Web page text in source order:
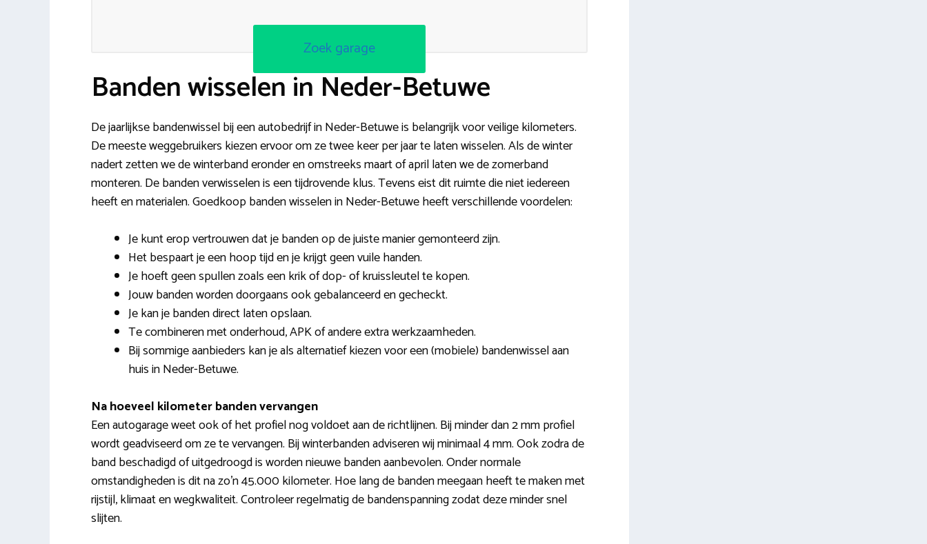
Zoek garage
Banden wisselen in Neder-Betuwe
De jaarlijkse bandenwissel bij een autobedrijf in Neder-Betuwe is belangrijk voor veilige kilometers.
De meeste weggebruikers kiezen ervoor om ze twee keer per jaar te laten wisselen. Als de winter
nadert zetten we de winterband eronder en omstreeks maart of april laten we de zomerband
monteren. De banden verwisselen is een tijdrovende klus. Tevens eist dit ruimte die niet iedereen
heeft en materialen. Goedkoop banden wisselen in Neder-Betuwe heeft verschillende voordelen:
Je kunt erop vertrouwen dat je banden op de juiste manier gemonteerd zijn.
Het bespaart je een hoop tijd en je krijgt geen vuile handen.
Je hoeft geen spullen zoals een krik of dop- of kruissleutel te kopen.
Jouw banden worden doorgaans ook gebalanceerd en gecheckt.
Je kan je banden direct laten opslaan.
Te combineren met onderhoud, APK of andere extra werkzaamheden.
Bij sommige aanbieders kan je als alternatief kiezen voor een (mobiele) bandenwissel aan
huis in Neder-Betuwe.
Na hoeveel kilometer banden vervangen
Een autogarage weet ook of het profiel nog voldoet aan de richtlijnen. Bij minder dan 2 mm profiel
wordt geadviseerd om ze te vervangen. Bij winterbanden adviseren wij minimaal 4 mm. Ook zodra de
band beschadigd of uitgedroogd is worden nieuwe banden aanbevolen. Onder normale
omstandigheden is dit na zo’n 45.000 kilometer. Hoe lang de banden meegaan heeft te maken met
rijstijl, klimaat en wegkwaliteit. Controleer regelmatig de bandenspanning zodat deze minder snel
slijten.